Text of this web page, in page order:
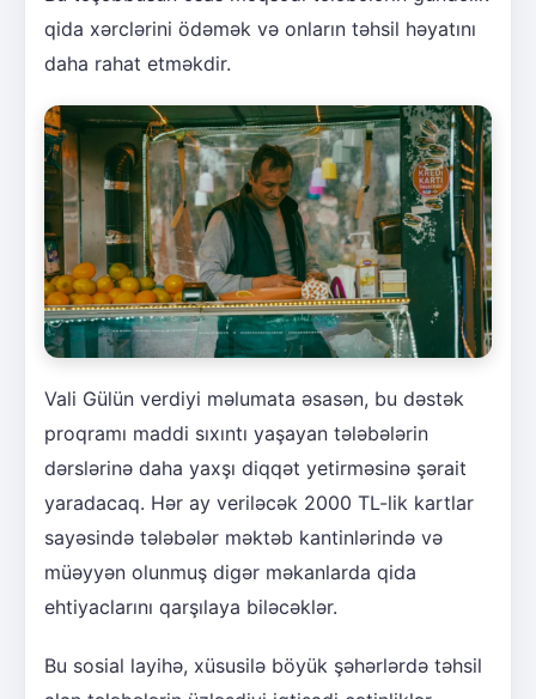
qida xərclərini ödəmək və onların təhsil həyatını
daha rahat etməkdir.
Vali Gülün verdiyi məlumata əsasən, bu dəstək
proqramı maddi sıxıntı yaşayan tələbələrin
dərslərinə daha yaxşı diqqət yetirməsinə şərait
yaradacaq. Hər ay veriləcək 2000 TL-lik kartlar
sayəsində tələbələr məktəb kantinlərində və
müəyyən olunmuş digər məkanlarda qida
ehtiyaclarını qarşılaya biləcəklər.
Bu sosial layihə, xüsusilə böyük şəhərlərdə təhsil